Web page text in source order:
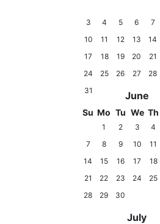
3
4 5 6 7
10
11 12 13 14
17
18 19 20 21
24
25 26 27 28
31
June
Su Mo Tu We Th
1 2 3 4
7
8 9 10 11
14
15 16 17 18
21
22 23 24 25
28
29 30
July